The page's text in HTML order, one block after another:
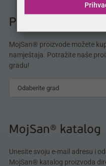
Prodajna mjesta
MojSan® proizvode možete
namještaja. Potražite naše
gradu!
MojSan® katalog
Unesite svoju e-mail adresu i
MojSan® katalog proizvoda